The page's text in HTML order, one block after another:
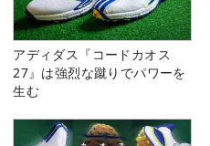
アディダス『コードカオス
27』は強烈な蹴りでパワーを
生む